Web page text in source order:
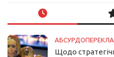
Щодо